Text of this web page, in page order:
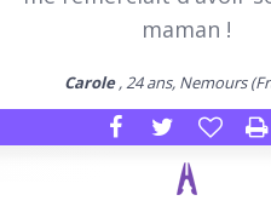
maman !
Carole, 24 ans, Nemours